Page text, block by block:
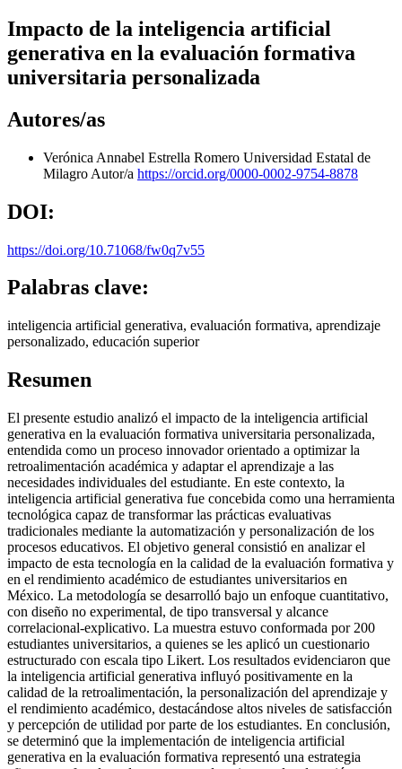
Impacto de la inteligencia artificial
generativa en la evaluación formativa
universitaria personalizada
Autores/as
Verónica Annabel Estrella Romero Universidad Estatal de
Milagro Autor/a https://orcid.org/0000-0002-9754-8878
DOI:
https://doi.org/10.71068/fw0q7v55
Palabras clave:
inteligencia artificial generativa, evaluación formativa, aprendizaje
personalizado, educación superior
Resumen
El presente estudio analizó el impacto de la inteligencia artificial
generativa en la evaluación formativa universitaria personalizada,
entendida como un proceso innovador orientado a optimizar la
retroalimentación académica y adaptar el aprendizaje a las
necesidades individuales del estudiante. En este contexto, la
inteligencia artificial generativa fue concebida como una herramienta
tecnológica capaz de transformar las prácticas evaluativas
tradicionales mediante la automatización y personalización de los
procesos educativos. El objetivo general consistió en analizar el
impacto de esta tecnología en la calidad de la evaluación formativa y
en el rendimiento académico de estudiantes universitarios en
México. La metodología se desarrolló bajo un enfoque cuantitativo,
con diseño no experimental, de tipo transversal y alcance
correlacional-explicativo. La muestra estuvo conformada por 200
estudiantes universitarios, a quienes se les aplicó un cuestionario
estructurado con escala tipo Likert. Los resultados evidenciaron que
la inteligencia artificial generativa influyó positivamente en la
calidad de la retroalimentación, la personalización del aprendizaje y
el rendimiento académico, destacándose altos niveles de satisfacción
y percepción de utilidad por parte de los estudiantes. En conclusión,
se determinó que la implementación de inteligencia artificial
generativa en la evaluación formativa representó una estrategia